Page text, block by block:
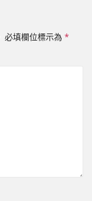
必填欄位標示為 *